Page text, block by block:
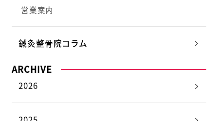
営業案内
鍼灸整骨院コラム
ARCHIVE
2026